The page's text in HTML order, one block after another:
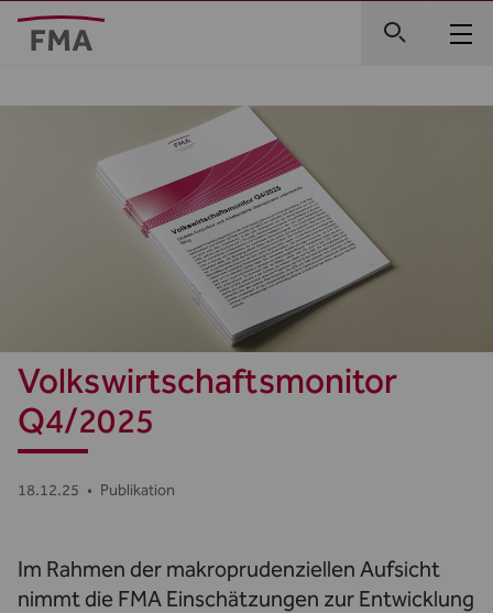
Volkswirtschaftsmonitor
Q4/2025
18.12.25 • Publikation
Im Rahmen der makroprudenziellen Aufsicht
nimmt die FMA Einschätzungen zur Entwicklung